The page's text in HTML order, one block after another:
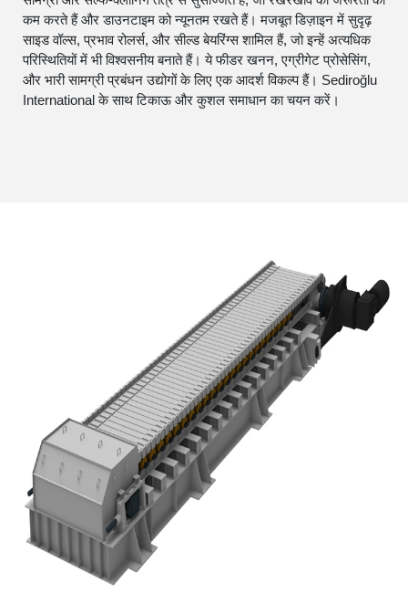
कम करते हैं और डाउनटाइम को न्यूनतम रखते हैं। मजबूत डिज़ाइन में सुदृढ़
साइड वॉल्स, प्रभाव रोलर्स, और सील्ड बेयरिंग्स शामिल हैं, जो इन्हें अत्यधिक
परिस्थितियों में भी विश्वसनीय बनाते हैं। ये फीडर खनन, एग्रीगेट प्रोसेसिंग,
और भारी सामग्री प्रबंधन उद्योगों के लिए एक आदर्श विकल्प हैं। Sediroğlu
International के साथ टिकाऊ और कुशल समाधान का चयन करें।